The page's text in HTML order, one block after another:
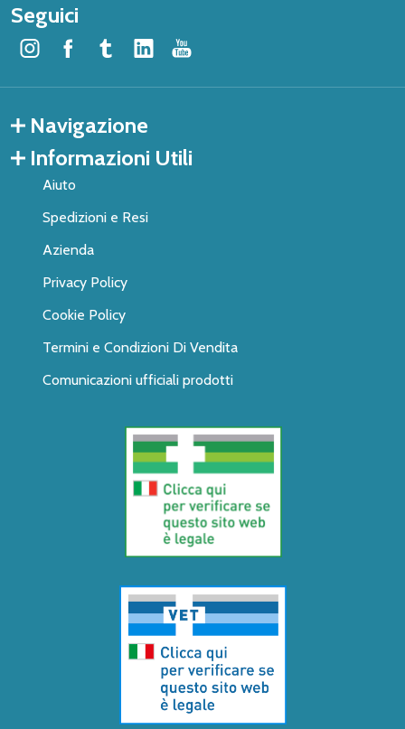
Seguici
Navigazione
Informazioni Utili
Aiuto
Spedizioni e Resi
Azienda
Privacy Policy
Cookie Policy
Termini e Condizioni Di Vendita
Comunicazioni ufficiali prodotti